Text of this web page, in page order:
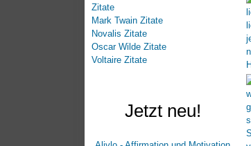
Zitate
Mark Twain Zitate
Novalis Zitate
Oscar Wilde Zitate
Voltaire Zitate
Jetzt neu!